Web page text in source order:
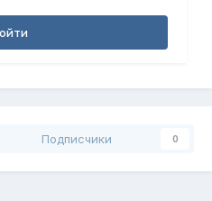
Подписчики 0